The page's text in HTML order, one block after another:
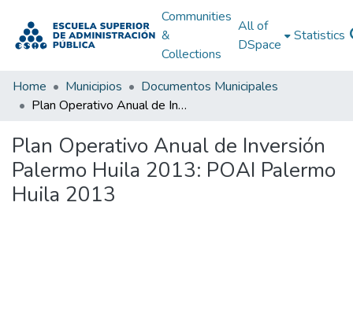
Communities
&
Collections
All of
DSpace
Statistics
Home Municipios
Documentos Municipales
Plan Operativo Anual de Inversión Palermo Huila 2013: POAI Palermo Huila 2013
Plan Operativo Anual de Inversión
Palermo Huila 2013: POAI Palermo
Huila 2013